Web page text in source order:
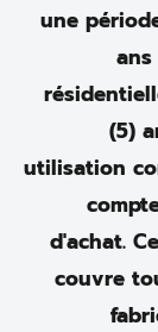
une
(5)
utilisation
d'achat.
couvre